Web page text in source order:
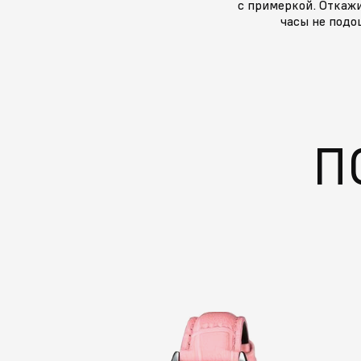
с примеркой.
часы не